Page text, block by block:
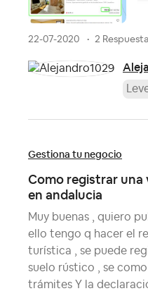
22-07-2020 2
Gestiona tu negocio
Como registrar una
en andalucia
Muy buenas , quiero
ello tengo q hacer el
turística , se puede
suelo rústico , se
trámites Y la